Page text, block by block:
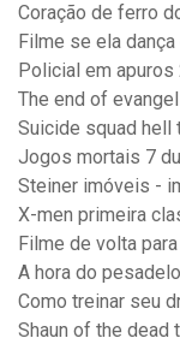
Coração de ferro
Filme se ela
Policial em apuros
The end of
Suicide squad hell
Jogos mortais 7
Steiner imóveis -
X-men primeira
Filme de volta
A hora do
Como treinar seu
Shaun of the dead